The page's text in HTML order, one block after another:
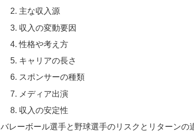
主な収入源
収入の変動要因
性格や考え方
キャリアの長さ
スポンサーの種類
メディア出演
収入の安定性
バレーボール選手と野球選手のリスクとリターンの